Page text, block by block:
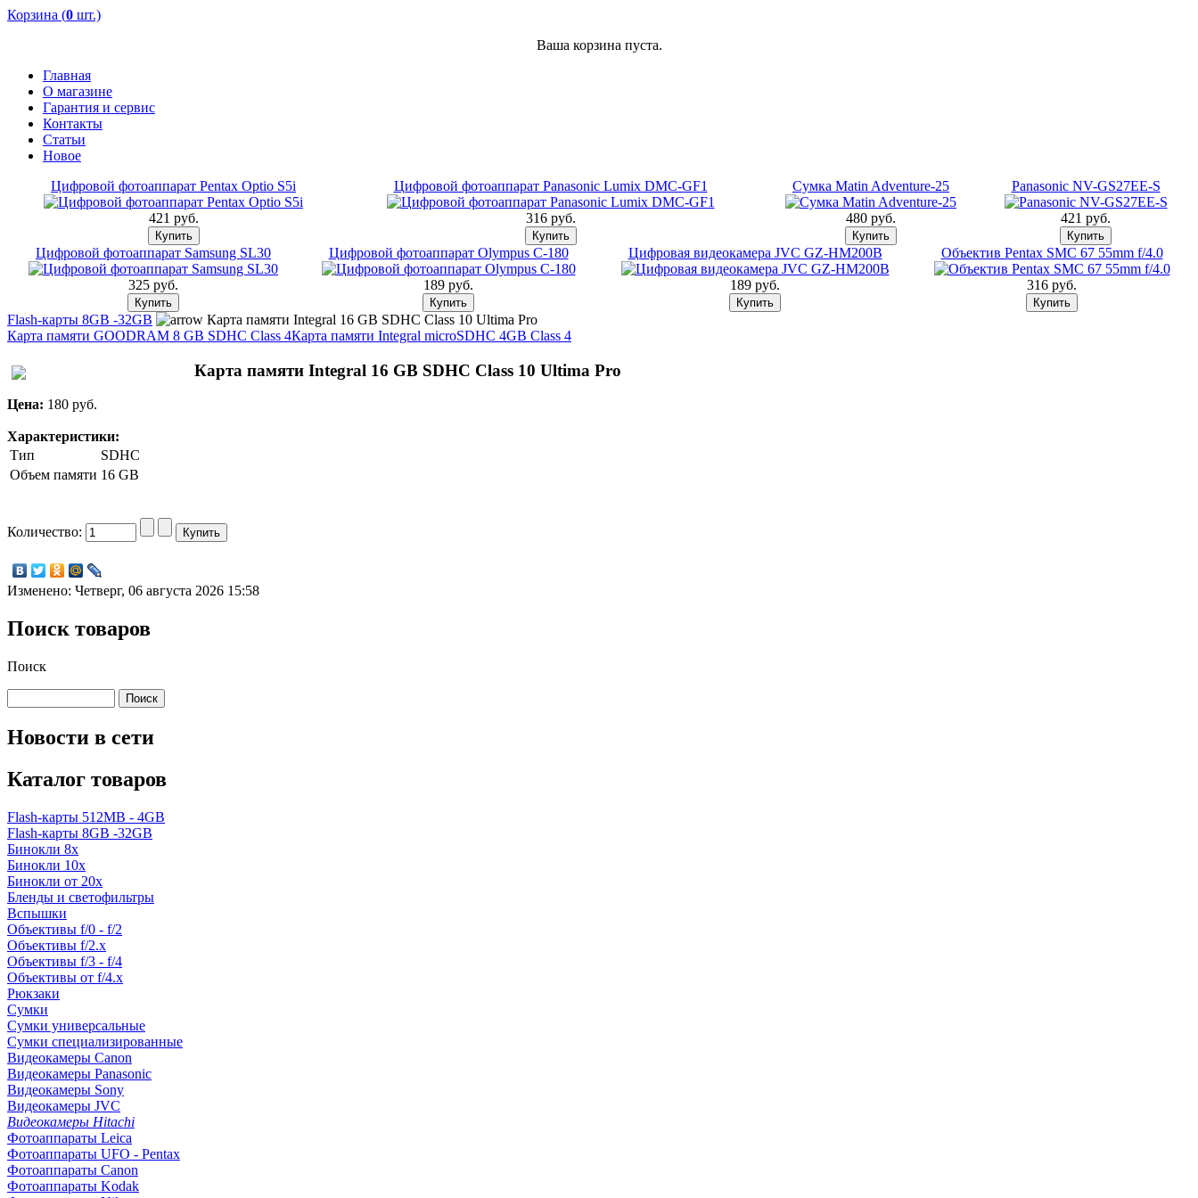
Корзина (0 шт.)
Ваша корзина пуста.
Главная
О магазине
Гарантия и сервис
Контакты
Статьи
Новое
Цифровой фотоаппарат Pentax Optio S5i
421 pуб.
Цифровой фотоаппарат Panasonic Lumix DMC-GF1
316 pуб.
Сумка Matin Adventure-25
480 pуб.
Panasonic NV-GS27EE-S
421 pуб.
Цифровой фотоаппарат Samsung SL30
325 pуб.
Цифровой фотоаппарат Olympus C-180
189 pуб.
Цифровая видеокамера JVC GZ-HM200B
189 pуб.
Объектив Pentax SMC 67 55mm f/4.0
316 pуб.
Flash-карты 8GB -32GB
Карта памяти Integral 16 GB SDHC Class 10 Ultima Pro
Карта памяти GOODRAM 8 GB SDHC Class 4Карта памяти Integral microSDHC 4GB Class 4
Карта памяти Integral 16 GB SDHC Class 10 Ultima Pro
Цена: 180 pуб.
Характеристики:
Тип
SDHC
Объем памяти 16 GB
Количество:
Изменено: Четверг, 06 августа 2026 15:58
Поиск товаров
Поиск
Новости в сети
Каталог товаров
Flash-карты 512MB - 4GB
Flash-карты 8GB -32GB
Бинокли 8x
Бинокли 10x
Бинокли от 20x
Бленды и светофильтры
Вспышки
Объективы f/0 - f/2
Объективы f/2.x
Объективы f/3 - f/4
Объективы от f/4.x
Рюкзаки
Сумки
Сумки универсальные
Сумки специализированные
Видеокамеры Canon
Видеокамеры Panasonic
Видеокамеры Sony
Видеокамеры JVC
Видеокамеры Hitachi
Фотоаппараты Leica
Фотоаппараты UFO - Pentax
Фотоаппараты Canon
Фотоаппараты Kodak